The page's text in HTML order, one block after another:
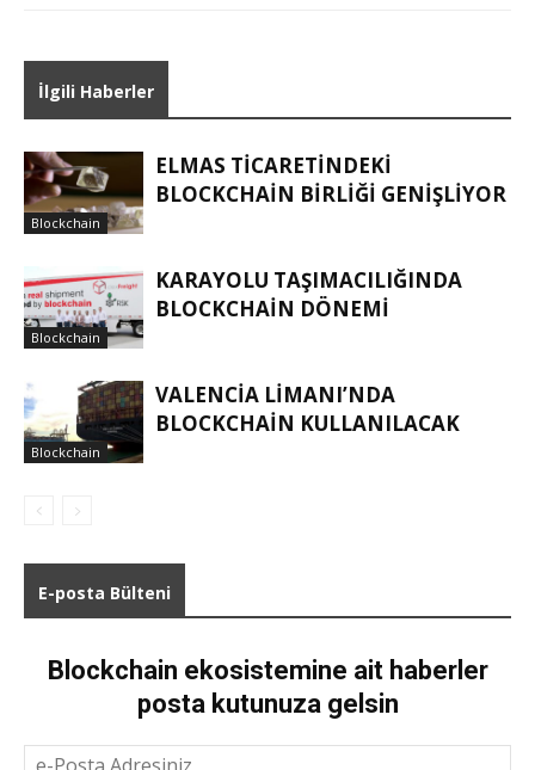
İlgili Haberler
Blockchain
ELMAS TICARETINDEKI
BLOCKCHAIN BIRLIĞI GENIŞLIYOR
Blockchain
KARAYOLU TAŞIMACILIĞINDA
BLOCKCHAIN DÖNEMI
Blockchain
VALENCIA LIMANI’NDA
BLOCKCHAIN KULLANILACAK
E-posta Bülteni
Blockchain ekosistemine ait haberler
posta kutunuza gelsin